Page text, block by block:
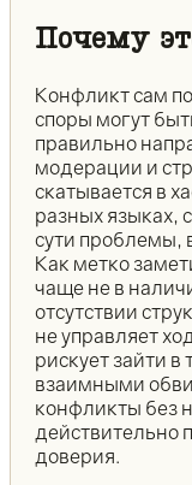
Почему
Конфликт сам
споры могут
правильно
модерации и
скатывается в
разных языках,
сути проблемы,
Как метко
чаще не в
отсутствии
не управляет
рискует зайти в
взаимными
конфликты без
действительно
доверия.